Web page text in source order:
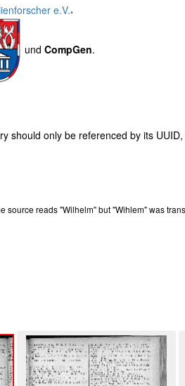
,
undCompGen.
only be referenced by its
source reads "Wilhelm" but "Wihlem" was